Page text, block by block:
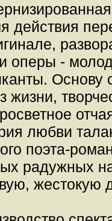
действия
оперы -
Основу
жизни,
любви
поэта-
радужных
жестокую